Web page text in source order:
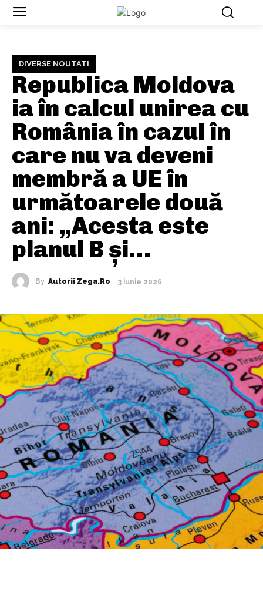
DIVERSE NOUTATI
Republica Moldova
ia în calcul unirea cu
România în cazul în
care nu va deveni
membră a UE în
următoarele două
ani: „Acesta este
planul B și…
By Autorii Zega.ro 3 iunie 2026